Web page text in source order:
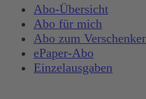
Abo-Übersicht
Abo für mich
Abo zum
ePaper-Abo
Einzelausgaben